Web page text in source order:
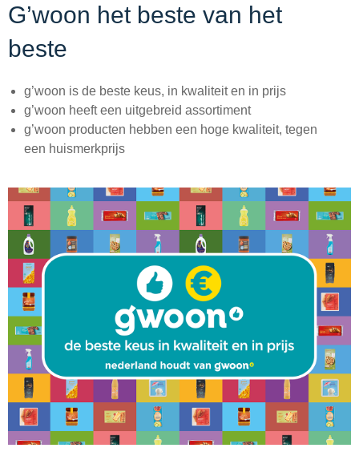
G’woon het beste van het
beste
g’woon is de beste keus, in kwaliteit en in prijs
g’woon heeft een uitgebreid assortiment
g’woon producten hebben een hoge kwaliteit, tegen
een huismerkprijs